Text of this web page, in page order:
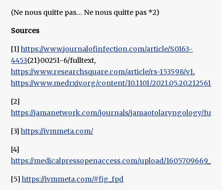
(Ne nous quitte pas… Ne nous quitte pas *2)
Sources
[1]https://www.journalofinfection.com/article/S0163-
4453(21)00251-6/fulltext,
https://www.researchsquare.com/article/rs-153598/v1,
https://www.medrxiv.org/content/10.1101/
[2]
https://jamanetwork.com/journals/jamaotolaryngology/
[3]https://ivmmeta.com/
[4]
https://medicalpressopenaccess.com/upload/
[5]https://ivmmeta.com/#fig_fpd